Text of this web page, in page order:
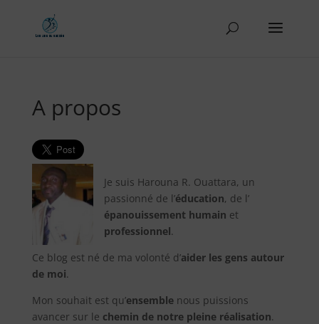
A propos
Je suis Harouna R. Ouattara, un
passionné de l’éducation, de l’
épanouissement humain et
professionnel.
Ce blog est né de ma volonté d’aider les gens autour
de moi.
Mon souhait est qu’ensemblenous puissions
avancer sur le chemin de notre pleine réalisation.